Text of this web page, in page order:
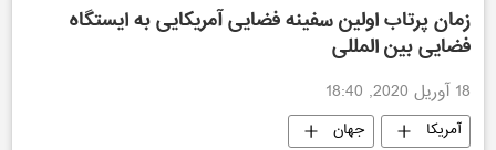
زمان پرتاب اولین سفینه فضایی آمریکایی به ایستگاه
فضایی بین المللی
18 آوریل 2020, 18:40
آمریکا جهان